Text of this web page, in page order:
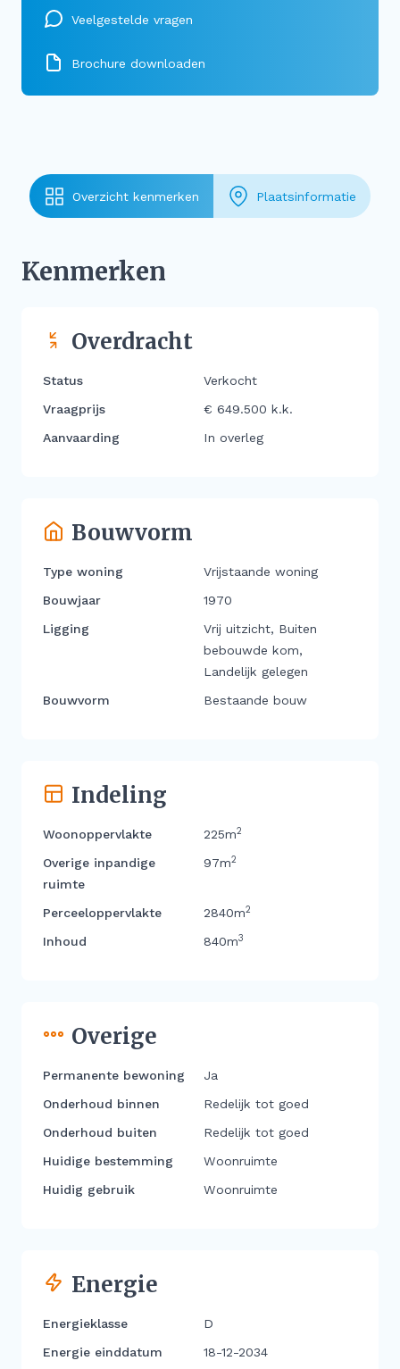
Veelgestelde vragen
Brochure downloaden
Overzicht kenmerken Plaatsinformatie
Kenmerken
Overdracht
Status
Verkocht
Vraagprijs
€ 649.500 k.k.
Aanvaarding
In overleg
Bouwvorm
Type woning
Vrijstaande woning
Bouwjaar
1970
Ligging
Vrij uitzicht, Buiten
bebouwde kom,
Landelijk gelegen
Bouwvorm
Bestaande bouw
Indeling
Woonoppervlakte 225m2
Overige inpandige
ruimte
97m2
Perceeloppervlakte 2840m2
Inhoud 840m3
Overige
Permanente bewoning
Ja
Onderhoud binnen
Redelijk tot goed
Onderhoud buiten
Redelijk tot goed
Huidige bestemming
Woonruimte
Huidig gebruik
Woonruimte
Energie
Energieklasse
D
Energie einddatum
18-12-2034